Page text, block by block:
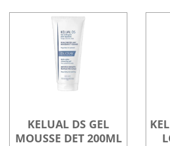
VE
A/FOR
200ML non
è
disponibile
SHAMPOO
VE
A/FOR
200ML
KELUAL DS GEL
MOUSSE DET 200ML